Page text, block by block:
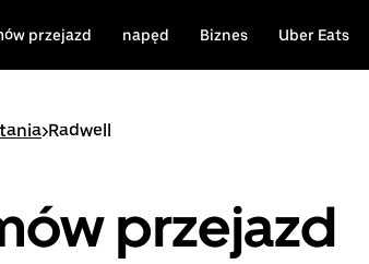
przejazd napęd Biznes Uber Eats
>Radwell
przejazd